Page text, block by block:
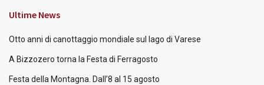
Ultime News
Otto anni di canottaggio mondiale sul lago di Varese
A Bizzozero torna la Festa di Ferragosto
Festa della Montagna. Dall’8 al 15 agosto